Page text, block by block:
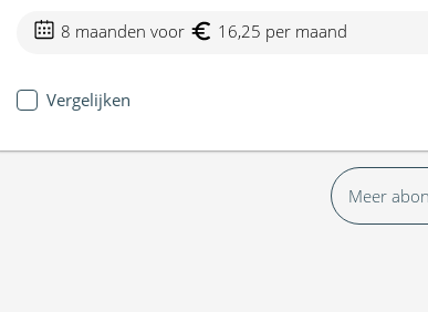
8 maanden voor 16,25 per maand
Vergelijken
Meer